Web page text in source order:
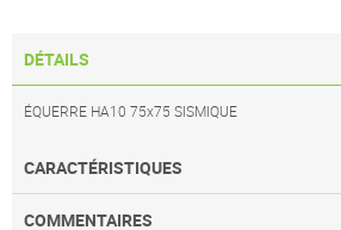
DÉTAILS
ÉQUERRE HA10 75x75 SISMIQUE
CARACTÉRISTIQUES
COMMENTAIRES